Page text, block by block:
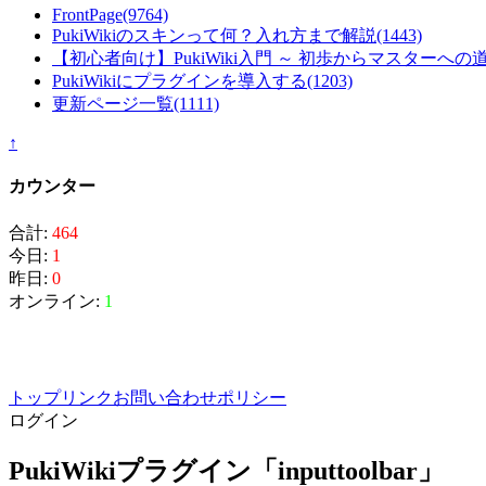
FrontPage(9764)
PukiWikiのスキンって何？入れ方まで解説(1443)
【初心者向け】PukiWiki入門 ～ 初歩からマスターへの
PukiWikiにプラグインを導入する(1203)
更新ページ一覧(1111)
↑
カウンター
合計: 464
今日: 1
昨日: 0
オンライン: 1
トップリンクお問い合わせポリシー
ログイン
PukiWikiプラグイン「inputtoolbar」